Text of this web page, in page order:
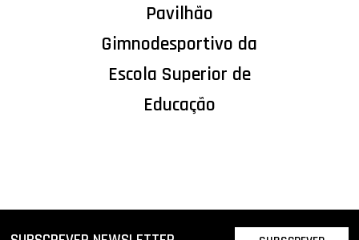
Pavilhão
Gimnodesportivo da
Escola Superior de
Educação